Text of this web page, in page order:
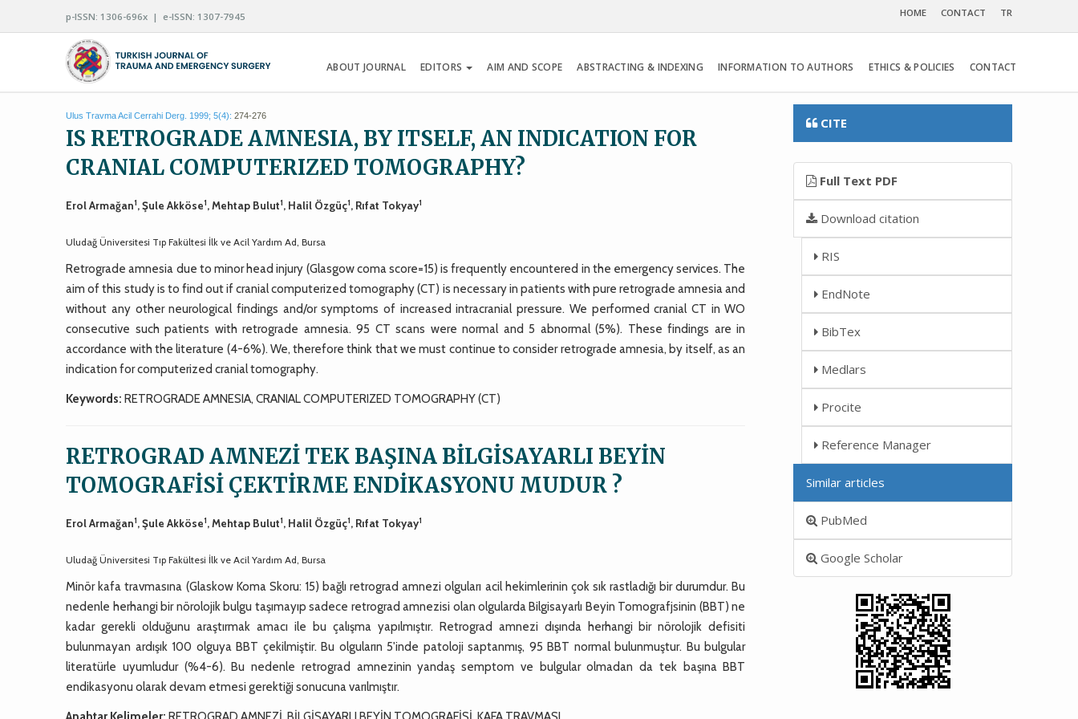
p-ISSN: 1306-696x | e-ISSN: 1307-7945 HOME CONTACT TR
ABOUT JOURNAL EDITORS AIM AND SCOPE ABSTRACTING & INDEXING INFORMATION TO AUTHORS ETHICS & POLICIES CONTACT
Ulus Travma Acil Cerrahi Derg. 1999; 5(4): 274-276
IS RETROGRADE AMNESIA, BY ITSELF, AN INDICATION FOR
CRANIAL COMPUTERIZED TOMOGRAPHY?
Erol Armağan1, Şule Akköse1, Mehtap Bulut1, Halil Özgüç1, Rıfat Tokyay1
Uludağ Üniversitesi Tıp Fakültesi İlk ve Acil Yardım Ad, Bursa
Retrograde amnesia due to minor head injury (Glasgow coma score=15) is frequently encountered in the emergency services. The
aim of this study is to find out if cranial computerized tomography (CT) is necessary in patients with pure retrograde amnesia and
without any other neurological findings and/or symptoms of increased intracranial pressure. We performed cranial CT in WO
consecutive such patients with retrograde amnesia. 95 CT scans were normal and 5 abnormal (5%). These findings are in
accordance with the literature (4-6%). We, therefore think that we must continue to consider retrograde amnesia, by itself, as an
indication for computerized cranial tomography.
Keywords: RETROGRADE AMNESIA, CRANIAL COMPUTERIZED TOMOGRAPHY (CT)
RETROGRAD AMNEZİ TEK BAŞINA BİLGİSAYARLI BEYİN
TOMOGRAFİSİ ÇEKTİRME ENDİKASYONU MUDUR ?
Erol Armağan1, Şule Akköse1, Mehtap Bulut1, Halil Özgüç1, Rıfat Tokyay1
Uludağ Üniversitesi Tıp Fakültesi İlk ve Acil Yardım Ad, Bursa
Minör kafa travmasına (Glaskow Koma Skoru: 15) bağlı retrograd amnezi olguları acil hekimlerinin çok sık rastladığı bir durumdur. Bu
nedenle herhangi bir nörolojik bulgu taşımayıp sadece retrograd amnezisi olan olgularda Bilgisayarlı Beyin Tomografjsinin (BBT) ne
kadar gerekli olduğunu araştırmak amacı ile bu çalışma yapılmıştır. Retrograd amnezi dışında herhangi bir nörolojik defisiti
bulunmayan ardışık 100 olguya BBT çekilmiştir. Bu olguların 5'inde patoloji saptanmış, 95 BBT normal bulunmuştur. Bu bulgular
literatürle uyumludur (%4-6). Bu nedenle retrograd amnezinin yandaş semptom ve bulgular olmadan da tek başına BBT
endikasyonu olarak devam etmesi gerektiği sonucuna varılmıştır.
CITE
Full Text PDF
Download citation
RIS
EndNote
BibTex
Medlars
Procite
Reference Manager
Similar articles
PubMed
Google Scholar